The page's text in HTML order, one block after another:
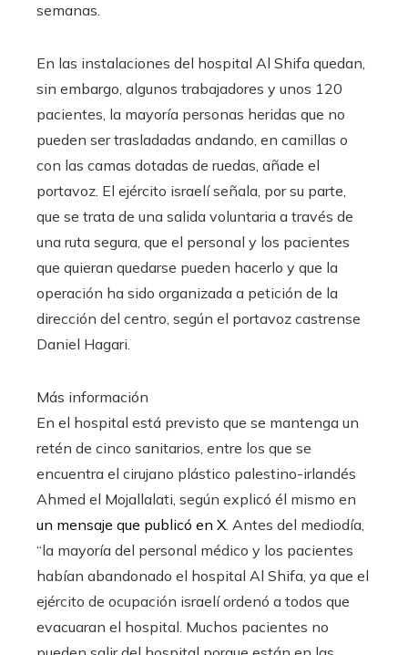
semanas.
En las instalaciones del hospital Al Shifa quedan,
sin embargo, algunos trabajadores y unos 120
pacientes, la mayoría personas heridas que no
pueden ser trasladadas andando, en camillas o
con las camas dotadas de ruedas, añade el
portavoz. El ejército israelí señala, por su parte,
que se trata de una salida voluntaria a través de
una ruta segura, que el personal y los pacientes
que quieran quedarse pueden hacerlo y que la
operación ha sido organizada a petición de la
dirección del centro, según el portavoz castrense
Daniel Hagari.
Más información
En el hospital está previsto que se mantenga un
retén de cinco sanitarios, entre los que se
encuentra el cirujano plástico palestino-irlandés
Ahmed el Mojallalati, según explicó él mismo en
un mensaje que publicó en X. Antes del mediodía,
“la mayoría del personal médico y los pacientes
habían abandonado el hospital Al Shifa, ya que el
ejército de ocupación israelí ordenó a todos que
evacuaran el hospital. Muchos pacientes no